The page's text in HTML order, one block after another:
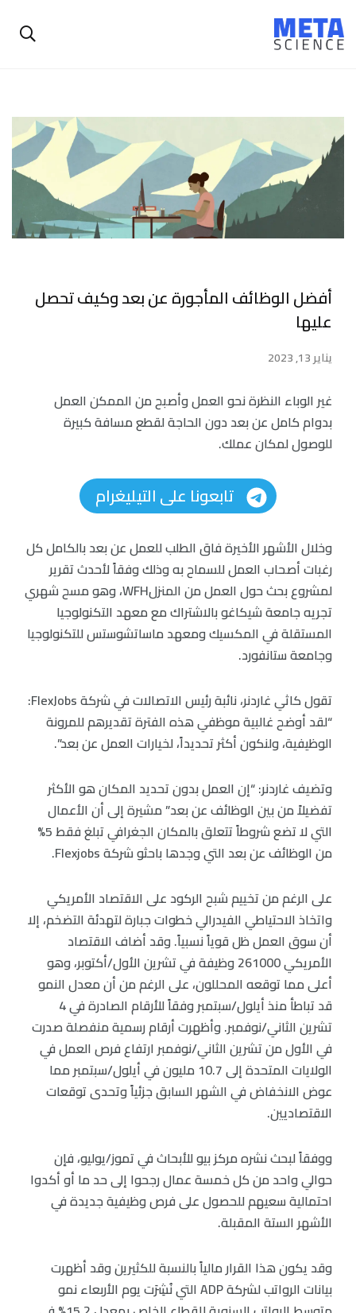
أفضل الوظائف المأجورة عن بعد وكيف تحصل
عليها
يناير 13, 2023
غير الوباء النظرة نحو العمل وأصبح من الممكن العمل
بدوام كامل عن بعد دون الحاجة لقطع مسافة كبيرة
للوصول لمكان عملك.
تابعونا على التيليغرام
وخلال الأشهر الأخيرة فاق الطلب للعمل عن بعد بالكامل كل
رغبات أصحاب العمل للسماح به وذلك وفقاً لأحدث تقرير
لمشروع بحث حول العمل من المنزلWFH، وهو مسح شهري
تجريه جامعة شيكاغو بالاشتراك مع معهد التكنولوجيا
المستقلة في المكسيك ومعهد ماساتشوستس للتكنولوجيا
وجامعة ستانفورد.
تقول كاثي غاردنر، نائبة رئيس الاتصالات في شركة FlexJobs:
“لقد أوضح غالبية موظفي هذه الفترة تقديرهم للمرونة
الوظيفية، ولنكون أكثر تحديداً، لخيارات العمل عن بعد”.
وتضيف غاردنر: “إن العمل بدون تحديد المكان هو الأكثر
تفضيلاً من بين الوظائف عن بعد” مشيرة إلى أن الأعمال
التي لا تضع شروطاً تتعلق بالمكان الجغرافي تبلغ فقط 5%
من الوظائف عن بعد التي وجدها باحثو شركة Flexjobs.
على الرغم من تخييم شبح الركود على الاقتصاد الأمريكي
واتخاذ الاحتياطي الفيدرالي خطوات جبارة لتهدئة التضخم، إلا
أن سوق العمل ظل قوياً نسبياً. وقد أضاف الاقتصاد
الأمريكي 261000 وظيفة في تشرين الأول/أكتوبر، وهو
أعلى مما توقعه المحللون، على الرغم من أن معدل النمو
قد تباطأ منذ أيلول/سبتمبر وفقاً للأرقام الصادرة في 4
تشرين الثاني/نوفمبر. وأظهرت أرقام رسمية منفصلة صدرت
في الأول من تشرين الثاني/نوفمبر ارتفاع فرص العمل في
الولايات المتحدة إلى 10.7 مليون في أيلول/سبتمبر مما
عوض الانخفاض في الشهر السابق جزئياً وتحدى توقعات
الاقتصاديين.
ووفقاً لبحث نشره مركز بيو للأبحاث في تموز/يوليو، فإن
حوالي واحد من كل خمسة عمال رجحوا إلى حد ما أو أكدوا
احتمالية سعيهم للحصول على فرص وظيفية جديدة في
الأشهر الستة المقبلة.
وقد يكون هذا القرار مالياً بالنسبة للكثيرين وقد أظهرت
بيانات الرواتب لشركة ADP التي نُشِرَت يوم الأربعاء نمو